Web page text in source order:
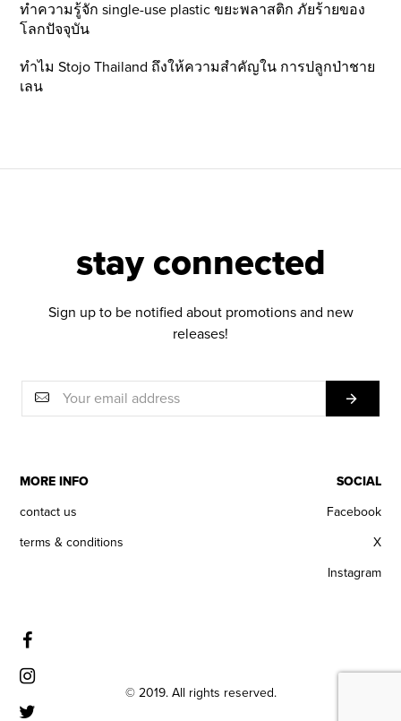
ทำความรู้จัก single-use plastic ขยะพลาสติก ภัยร้ายของ
โลกปัจจุบัน
ทำไม Stojo Thailand ถึงให้ความสำคัญใน การปลูกป่าชาย
เลน
stay connected
Sign up to be notified about promotions and new
releases!
MORE INFO
contact us
terms & conditions
SOCIAL
Facebook
X
Instagram
© 2019. All rights reserved.